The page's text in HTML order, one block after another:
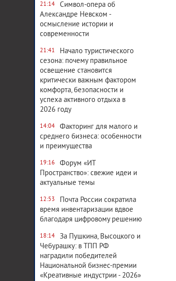
21:14
Символ-опера об
Александре Невском -
осмысление истории и
современности
21:41
Начало туристического
сезона: почему правильное
освещение становится
критически важным фактором
комфорта, безопасности и
успеха активного отдыха в
2026 году
14:04
Факторинг для малого и
среднего бизнеса: особенности
и преимущества
19:16
Форум «ИТ
Пространство»: свежие идеи и
актуальные темы
12:53
Почта России сократила
время инвентаризации вдвое
благодаря цифровому решению
18:14
За Пушкина, Высоцкого и
Чебурашку: в ТПП РФ
наградили победителей
Национальной бизнес-премии
«Креативные индустрии - 2026»